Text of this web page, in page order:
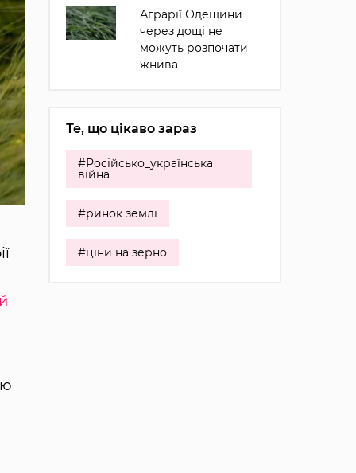
Аграрії Одещини
через дощі не
можуть розпочати
жнива
Те, що цікаво зараз
#Російсько_українська
війна
#ринок землі
#ціни на зерно